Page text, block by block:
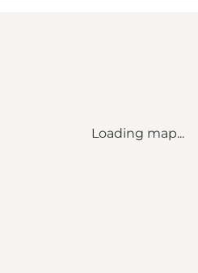
Loading map...